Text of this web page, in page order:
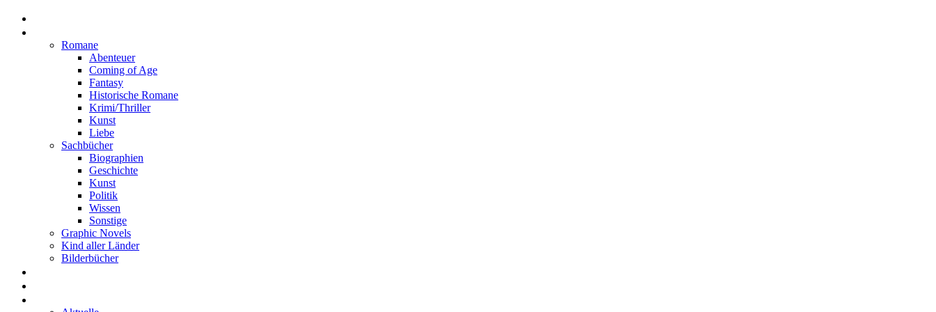
Romane
Abenteuer
Coming of Age
Fantasy
Historische Romane
Krimi/Thriller
Kunst
Liebe
Sachbücher
Biographien
Geschichte
Kunst
Politik
Wissen
Sonstige
Graphic Novels
Kind aller Länder
Bilderbücher